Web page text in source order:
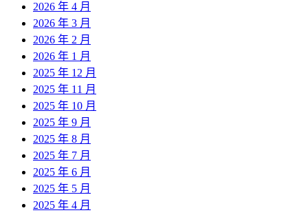
2026 年 4 月
2026 年 3 月
2026 年 2 月
2026 年 1 月
2025 年 12 月
2025 年 11 月
2025 年 10 月
2025 年 9 月
2025 年 8 月
2025 年 7 月
2025 年 6 月
2025 年 5 月
2025 年 4 月